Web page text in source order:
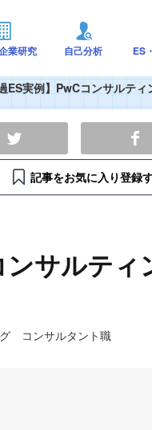
業研究 自己分析 ES
ES実例】PwCコンサルテ
記事をお気に入り登録
サルティ